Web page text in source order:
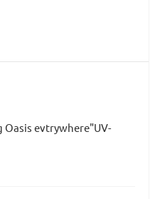
Oasis evtrywhere"UV-